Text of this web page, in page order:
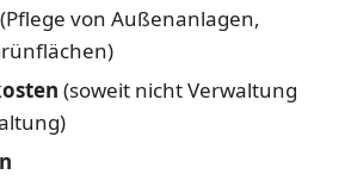
von Außenanlagen,
(soweit nicht Verwaltung